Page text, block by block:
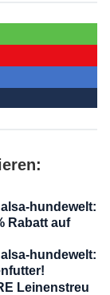
hundewelt:
Rabatt auf
hundewelt:
Leinenstreu